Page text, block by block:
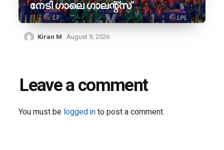
നേടി ഗാലെ ഗാലന്റ്‌സ്
Kiran M August 9, 2026
Leave a comment
You must be logged into post a comment.